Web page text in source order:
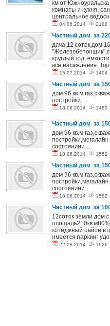
км от
комнаты и кухня,
центральное
04.06.2014 2188
Частный дом за
дача,12 соток,дом
круглый год,
все насаждения.
15.07.2014 1404
Частный дом за
дом 96 кв.м
постройки,...
18.06.2014 1480
Частный дом за
дом 96 кв.м
состояниии....
18.06.2014 1552
Частный дом за
дом 96 кв.м
состояниии....
18.06.2014 1582
Частный дом за
12соток земли дом
котеджный район в
имеется паркинг
22.08.2014 1626